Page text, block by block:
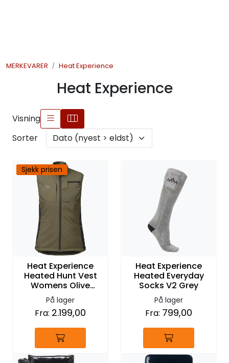
MERKEVARER Heat Experience
Heat Experience
Visning
Sorter
Sjekk prisen
Heat Experience
Heated Hunt Vest
Womens Olive
Green
På lager
Fra: 2.199,00
Heat Experience
Heated Everyday
Socks V2 Grey
På lager
Fra: 799,00
FISKE
SOMMERSALG FISKE